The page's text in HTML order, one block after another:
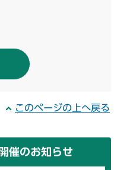
このページの上へ戻る
催のお知らせ